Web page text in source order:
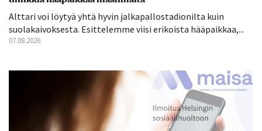
Alttari voi löytyä yhtä hyvin jalkapallostadionilta kuin
suolakaivoksesta. Esittelemme viisi erikoista hääpaikkaa,...
07.08.2026